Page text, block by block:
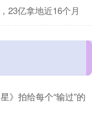
23亿拿地近16个月
》拍给每个“输过”的